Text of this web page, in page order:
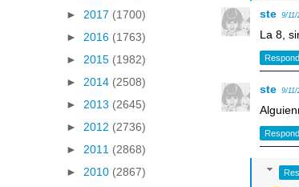
ste 9/11/
La 8,
ste 9/
► 2017 (1700)
► 2016 (1763)
► 2015 (1982)
► 2014 (2508)
► 2013 (2645)
► 2012 (2736)
► 2011 (2868)
► 2010 (2867)